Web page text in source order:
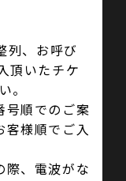
列、お呼び
頂いたチケ
。
順でのご案
客様順でご入
、電波がな